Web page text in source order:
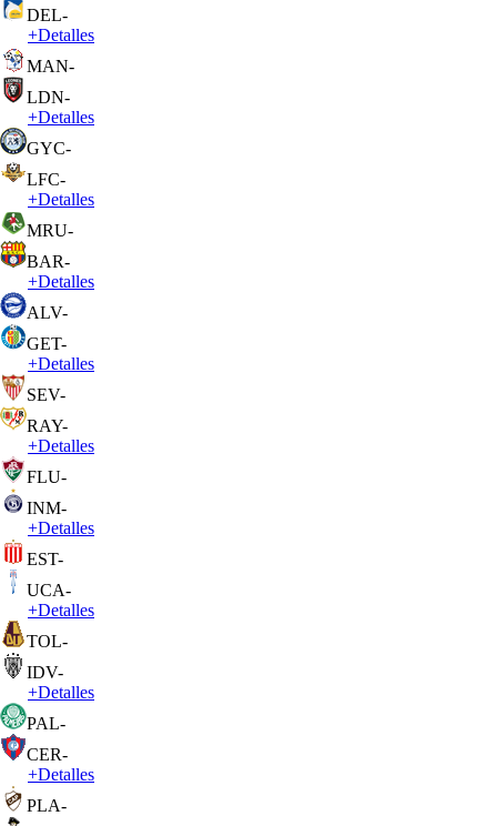
DEL-
+Detalles
MAN-
LDN-
+Detalles
GYC-
LFC-
+Detalles
MRU-
BAR-
+Detalles
ALV-
GET-
+Detalles
SEV-
RAY-
+Detalles
FLU-
INM-
+Detalles
EST-
UCA-
+Detalles
TOL-
IDV-
+Detalles
PAL-
CER-
+Detalles
PLA-